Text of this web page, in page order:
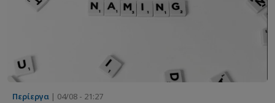
Περίεργα | 04/08 - 21:27